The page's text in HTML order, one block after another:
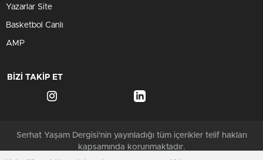
Yazarlar Site
Basketbol Canlı
AMP
BİZİ TAKİP ET
Serhat Yaşam Dergisi'nin yayınladığı tüm içerikler telif hakları
kapsamında korunmaktadır.